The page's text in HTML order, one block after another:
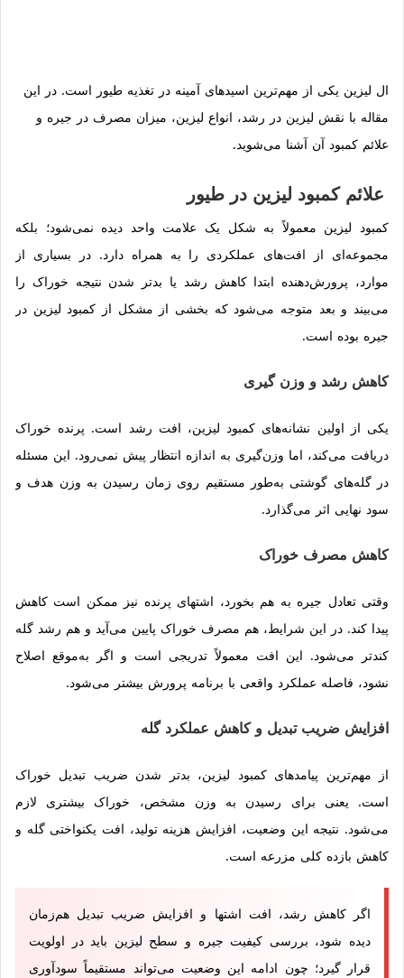
ال لیزین یکی از مهم‌ترین اسیدهای آمینه در تغذیه طیور است. در این
مقاله با نقش لیزین در رشد، انواع لیزین، میزان مصرف در جیره و
علائم کمبود آن آشنا می‌شوید.
علائم کمبود لیزین در طیور
کمبود لیزین معمولاً به شکل یک علامت واحد دیده نمی‌شود؛ بلکه
مجموعه‌ای از افت‌های عملکردی را به همراه دارد. در بسیاری از
موارد، پرورش‌دهنده ابتدا کاهش رشد یا بدتر شدن نتیجه خوراک را
می‌بیند و بعد متوجه می‌شود که بخشی از مشکل از کمبود لیزین در
جیره بوده است.
کاهش رشد و وزن گیری
یکی از اولین نشانه‌های کمبود لیزین، افت رشد است. پرنده خوراک
دریافت می‌کند، اما وزن‌گیری به اندازه انتظار پیش نمی‌رود. این مسئله
در گله‌های گوشتی به‌طور مستقیم روی زمان رسیدن به وزن هدف و
سود نهایی اثر می‌گذارد.
کاهش مصرف خوراک
وقتی تعادل جیره به هم بخورد، اشتهای پرنده نیز ممکن است کاهش
پیدا کند. در این شرایط، هم مصرف خوراک پایین می‌آید و هم رشد گله
کندتر می‌شود. این افت معمولاً تدریجی است و اگر به‌موقع اصلاح
نشود، فاصله عملکرد واقعی با برنامه پرورش بیشتر می‌شود.
افزایش ضریب تبدیل و کاهش عملکرد گله
از مهم‌ترین پیامدهای کمبود لیزین، بدتر شدن ضریب تبدیل خوراک
است. یعنی برای رسیدن به وزن مشخص، خوراک بیشتری لازم
می‌شود. نتیجه این وضعیت، افزایش هزینه تولید، افت یکنواختی گله و
کاهش بازده کلی مزرعه است.
اگر کاهش رشد، افت اشتها و افزایش ضریب تبدیل هم‌زمان
دیده شود، بررسی کیفیت جیره و سطح لیزین باید در اولویت
قرار گیرد؛ چون ادامه این وضعیت می‌تواند مستقیماً سودآوری